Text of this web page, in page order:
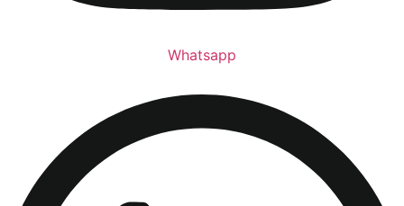
Whatsapp